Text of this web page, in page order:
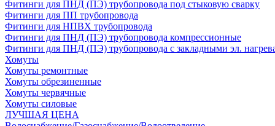
Фитинги для ПНД (ПЭ) трубопровода под стыковую сварку
Фитинги для ПП трубопровода
Фитинги для НПВХ трубопровода
Фитинги для ПНД (ПЭ) трубопровода компрессионные
Фитинги для ПНД (ПЭ) трубопровода с закладными эл.
Хомуты
Хомуты ремонтные
Хомуты обрезиненные
Хомуты червячные
Хомуты силовые
ЛУЧШАЯ ЦЕНА